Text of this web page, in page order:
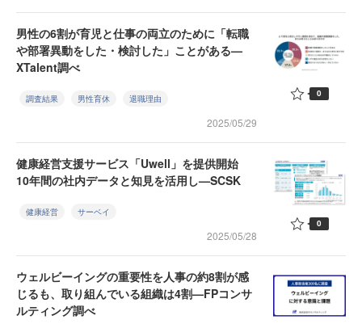
男性の6割が育児と仕事の両立のために「転職
や部署異動をした・検討した」ことがある—
XTalent調べ
調査結果 男性育休 退職理由
2025/05/29
0
健康経営支援サービス「Uwell」を提供開始
10年間の社内データと知見を活用し—SCSK
健康経営 サーベイ
2025/05/28
0
ウェルビーイングの重要性を人事の約8割が感
じるも、取り組んでいる組織は4割—FPコンサ
ルティング調べ